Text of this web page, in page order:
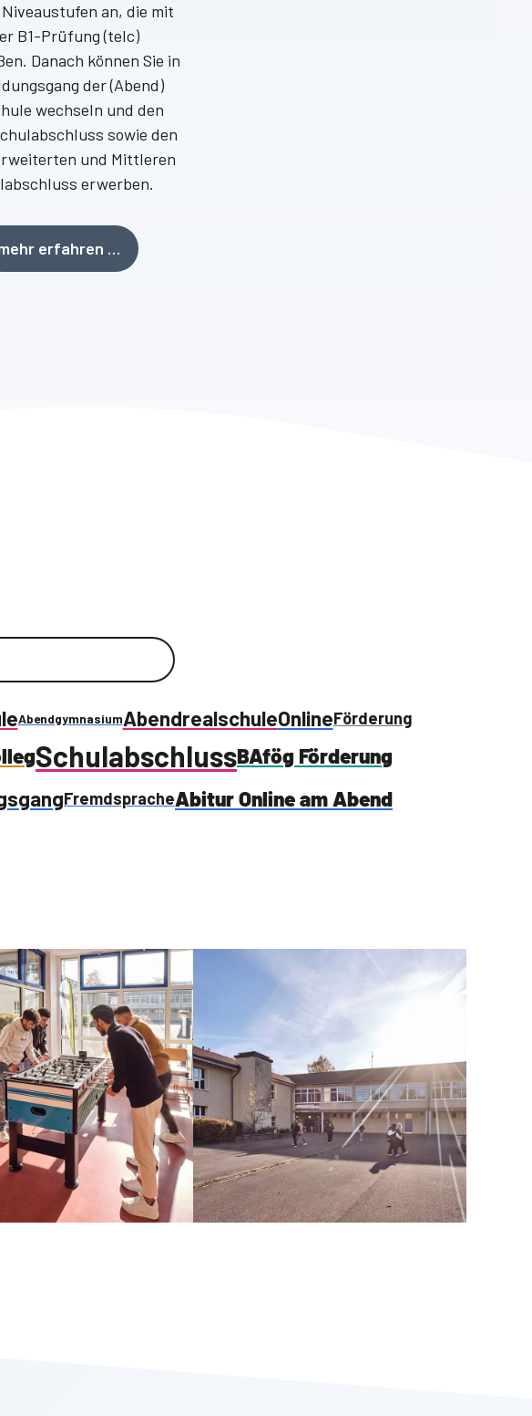
an, die mit
B1-Prüfung (telc)
Danach können Sie in
der (Abend)
wechseln und den
sowie den
und Mittleren
erwerben.
erfahren …
AbendgymnasiumAbendrealschuleOnlineFörderung
SchulabschlussBAfög Förderung
FremdspracheAbitur Online am Abend